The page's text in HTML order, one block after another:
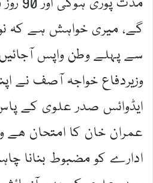
سے پہلے وطن واپس
وزیردفاع خواجہ آصف نے
ایڈوائس صدر علوی کے
عمران خان کا امتحان ھے
ادارے کو مضبوط بنانا